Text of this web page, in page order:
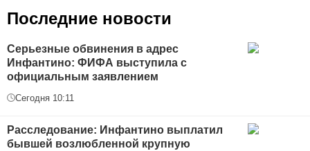
Последние новости
Серьезные обвинения в адрес
Инфантино: ФИФА выступила с
официальным заявлением
Сегодня 10:11
Расследование: Инфантино выплатил
бывшей возлюбленной крупную